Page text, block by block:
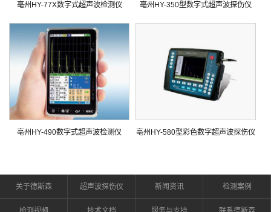
亳州HY-77X数字式超声波检测仪 亳州HY-350型数字式超声波探伤仪
亳州HY-490数字式超声波检测仪 亳州HY-580型彩色数字超声波探伤仪
关于德斯森 超声波探伤仪 新闻资讯 检测案例